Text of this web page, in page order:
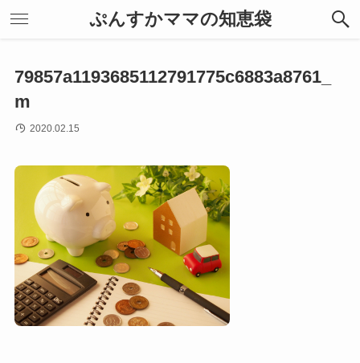
ぷんすかママの知恵袋
79857a1193685112791775c6883a8761_
m
2020.02.15